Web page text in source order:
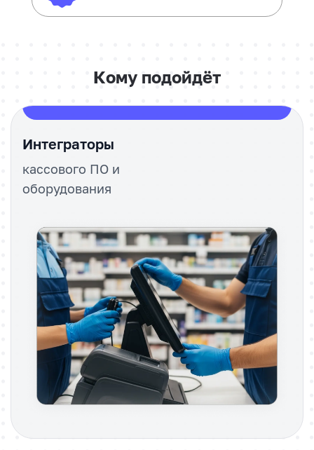
Кому подойдёт
Интеграторы
кассового ПО и
оборудования